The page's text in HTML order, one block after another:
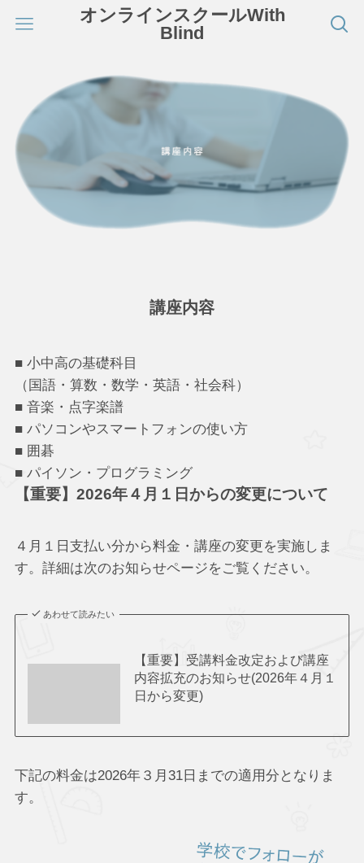
オンラインスクールWith
Blind
講座内容
■ 小中高の基礎科目
（国語・算数・数学・英語・社会科）
■ 音楽・点字楽譜
■ パソコンやスマートフォンの使い方
■ 囲碁
■ パイソン・プログラミング
【重要】2026年４月１日からの変更について
４月１日支払い分から料金・講座の変更を実施しま
す。詳細は次のお知らせページをご覧ください。
あわせて読みたい
【重要】受講料金改定および講座
内容拡充のお知らせ(2026年４月１
日から変更)
下記の料金は2026年３月31日までの適用分となりま
す。